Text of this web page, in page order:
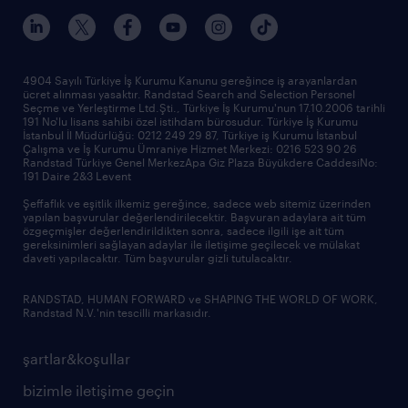
tarihçe
sponsorluklarımız
haberler ve duyurular
ofislerimiz
şartlar&koşullar
bizimle iletişime geçin
4904 Sayılı Türkiye İş Kurumu Kanunu gereğince iş arayanlardan
ücret alınması yasaktır. Randstad Search and Selection Personel
Seçme ve Yerleştirme Ltd.Şti., Türkiye İş Kurumu'nun 17.10.2006 tarihli
191 No'lu lisans sahibi özel istihdam bürosudur. Türkiye İş Kurumu
İstanbul İl Müdürlüğü: 0212 249 29 87, Türkiye iş Kurumu İstanbul
Çalışma ve İş Kurumu Ümraniye Hizmet Merkezi: 0216 523 90 26
Randstad Türkiye Genel MerkezApa Giz Plaza Büyükdere CaddesiNo:
191 Daire 2&3 Levent
Şeffaflık ve eşitlik ilkemiz gereğince, sadece web sitemiz üzerinden
yapılan başvurular değerlendirilecektir. Başvuran adaylara ait tüm
özgeçmişler değerlendirildikten sonra, sadece ilgili işe ait tüm
gereksinimleri sağlayan adaylar ile iletişime geçilecek ve mülakat
daveti yapılacaktır. Tüm başvurular gizli tutulacaktır.
RANDSTAD, HUMAN FORWARD ve SHAPING THE WORLD OF WORK,
Randstad N.V.'nin tescilli markasıdır.